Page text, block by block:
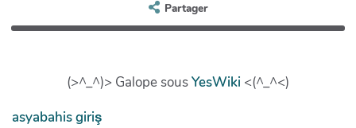
Partager
(>^_^)> Galope sousYesWiki <(^_^<)
asyabahis giriş